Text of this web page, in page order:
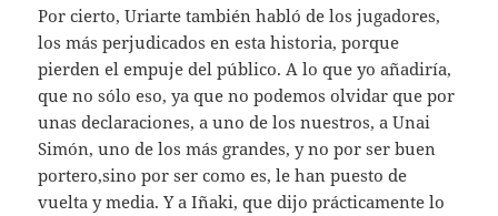
Por cierto, Uriarte también habló de los jugadores,
los más perjudicados en esta historia, porque
pierden el empuje del público. A lo que yo añadiría,
que no sólo eso, ya que no podemos olvidar que por
unas declaraciones, a uno de los nuestros, a Unai
Simón, uno de los más grandes, y no por ser buen
portero,sino por ser como es, le han puesto de
vuelta y media. Y a Iñaki, que dijo prácticamente lo